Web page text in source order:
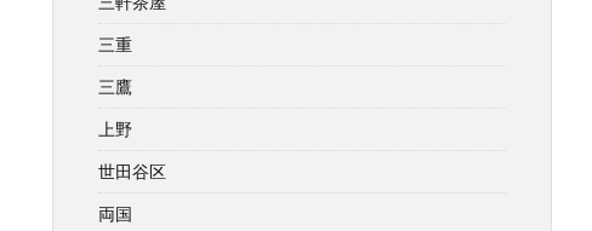
三重
三鷹
上野
世田谷区
両国